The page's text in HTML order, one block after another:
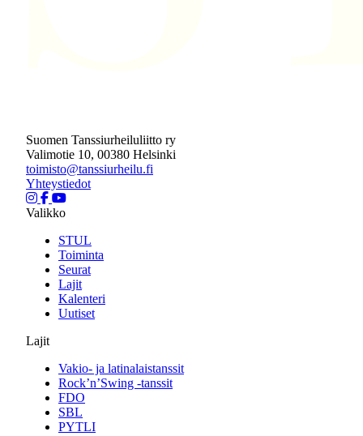
Suomen Tanssiurheiluliitto ry
Valimotie 10, 00380 Helsinki
toimisto@tanssiurheilu.fi
Yhteystiedot
Valikko
STUL
Toiminta
Seurat
Lajit
Kalenteri
Uutiset
Lajit
Vakio- ja latinalaistanssit
Rock’n’Swing -tanssit
FDO
SBL
PYTLI